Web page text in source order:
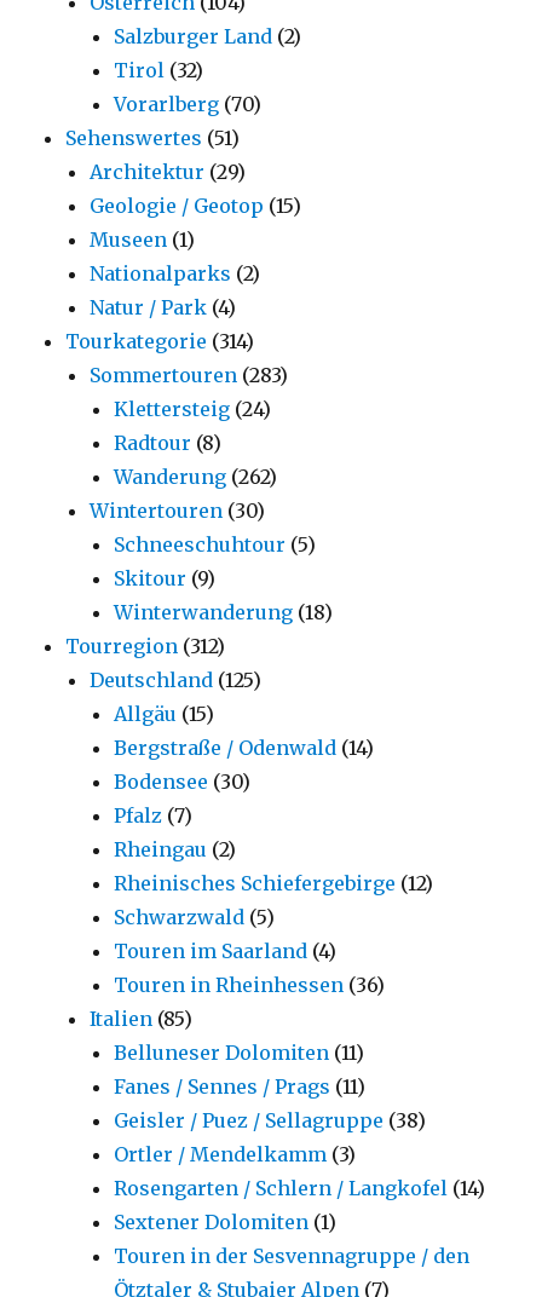
Salzburger Land (2)
Tirol (32)
Vorarlberg (70)
Sehenswertes (51)
Architektur (29)
Geologie / Geotop (15)
Museen (1)
Nationalparks (2)
Natur / Park (4)
Tourkategorie (314)
Sommertouren (283)
Klettersteig (24)
Radtour (8)
Wanderung (262)
Wintertouren (30)
Schneeschuhtour (5)
Skitour (9)
Winterwanderung (18)
Tourregion (312)
Deutschland (125)
Allgäu (15)
Bergstraße / Odenwald (14)
Bodensee (30)
Pfalz (7)
Rheingau (2)
Rheinisches Schiefergebirge (12)
Schwarzwald (5)
Touren im Saarland (4)
Touren in Rheinhessen (36)
Italien (85)
Belluneser Dolomiten (11)
Fanes / Sennes / Prags (11)
Geisler / Puez / Sellagruppe (38)
Ortler / Mendelkamm (3)
Rosengarten / Schlern / Langkofel (14)
Sextener Dolomiten (1)
Touren in der Sesvennagruppe / den
Ötztaler & Stubaier Alpen (7)